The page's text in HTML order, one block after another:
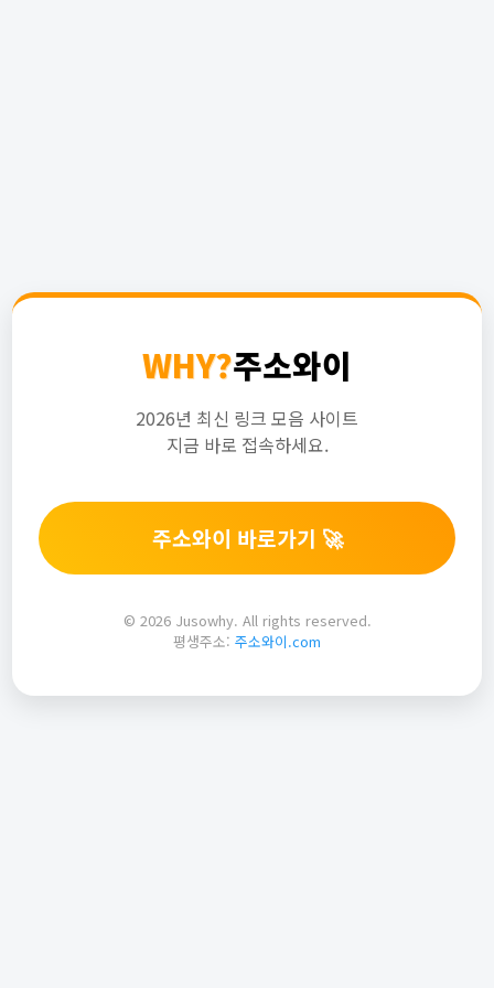
WHY?주소와이
2026년 최신 링크 모음 사이트
지금 바로 접속하세요.
주소와이 바로가기 🚀
© 2026 Jusowhy. All rights reserved.
평생주소: 주소와이.com